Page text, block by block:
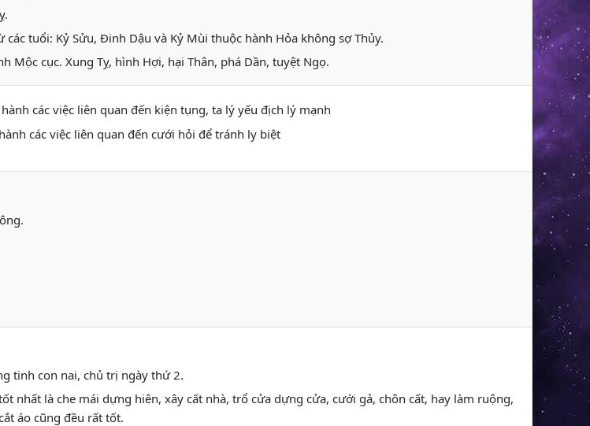
tuổi: Kỷ Sửu, Đinh Dậu và Kỷ Mùi thuộc hành Hỏa không sợ Thủy.
cục. Xung Tỵ, hình Hợi, hại Thân, phá Dần, tuyệt Ngọ.
các việc liên quan đến kiện tụng, ta lý yếu địch lý mạnh
các việc liên quan đến cưới hỏi để tránh ly biệt
tinh con nai, chủ trị ngày thứ 2.
nhất là che mái dựng hiên, xây cất nhà, trổ cửa dựng cửa, cưới gả, chôn cất, hay làm ruộng,
áo cũng đều rất tốt.